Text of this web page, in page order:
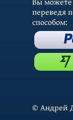
переведя
способом:
© Андрей